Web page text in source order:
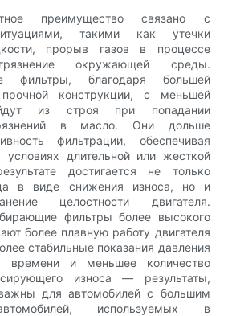
преимущество связано с
такими как утечки
прорыв газов в процессе
окружающей среды.
фильтры, благодаря большей
конструкции, с меньшей
из строя при попадании
в масло. Они дольше
фильтрации, обеспечивая
условиях длительной или жесткой
достигается не только
в виде снижения износа, но и
целостности двигателя.
фильтры более высокого
более плавную работу двигателя
стабильные показания давления
времени и меньшее количество
износа — результаты,
для автомобилей с большим
используемых в